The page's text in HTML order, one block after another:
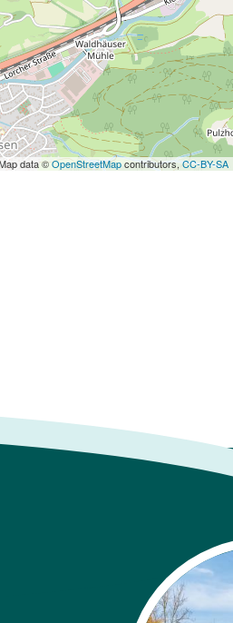
data ©OpenStreetMapcontributors,CC-BY-SA